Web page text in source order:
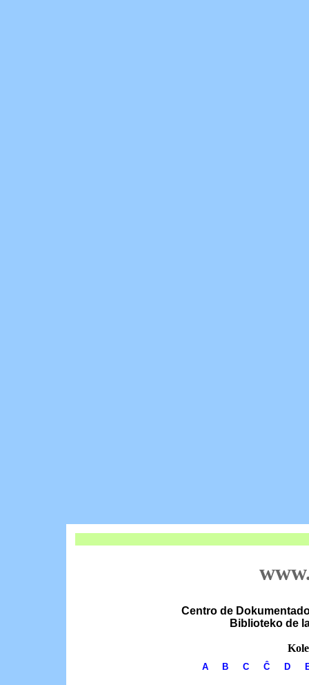
Centro de
Biblioteko de
A B C Ĉ D